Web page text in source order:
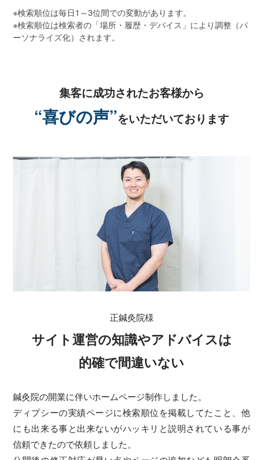
※検索順位は毎日1～3位間での変動があります。
※検索順位は検索者の「場所・履歴・デバイス」により調整（パ
ーソナライズ化）されます。
集客に成功されたお客様から
“喜びの声”をいただいております
正鍼灸院様
サイト運営の知識やアドバイスは
的確で間違いない
鍼灸院の開業に伴いホームページ制作しました。
ディプシーの実績ページに検索順位を掲載してたこと、他
にも出来る事と出来ないがハッキリと説明されている事が
信頼できたので依頼しました。